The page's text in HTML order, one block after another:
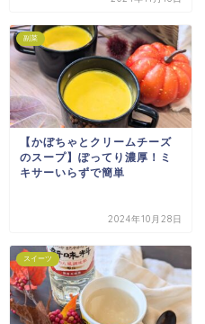
副菜
【かぼちゃとクリームチーズ
のスープ】ぽってり濃厚！ミ
キサーいらずで簡単
2024年10月28日
スイーツ